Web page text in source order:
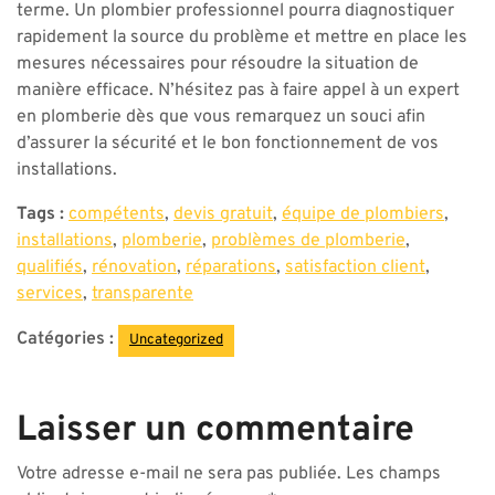
terme. Un plombier professionnel pourra diagnostiquer
rapidement la source du problème et mettre en place les
mesures nécessaires pour résoudre la situation de
manière efficace. N’hésitez pas à faire appel à un expert
en plomberie dès que vous remarquez un souci afin
d’assurer la sécurité et le bon fonctionnement de vos
installations.
Tags : compétents, devis gratuit, équipe de plombiers,
installations, plomberie, problèmes de plomberie,
qualifiés, rénovation, réparations, satisfaction client,
services, transparente
Catégories : Uncategorized
Laisser un commentaire
Votre adresse e-mail ne sera pas publiée. Les champs